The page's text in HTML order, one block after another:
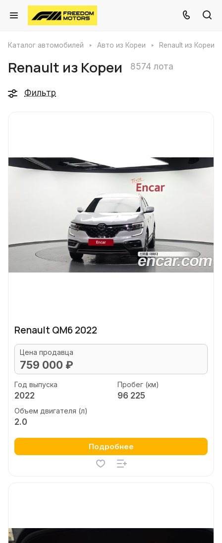
Каталог автомобилей Авто из Кореи Renault из Кореи
Renault из Кореи 8574 лота
Фильтр
Renault QM6 2022
Цена продавца
759 000 ₽
Год выпуска
2022
Пробег (км)
96 225
Объем двигателя (л)
2.0
Подробнее